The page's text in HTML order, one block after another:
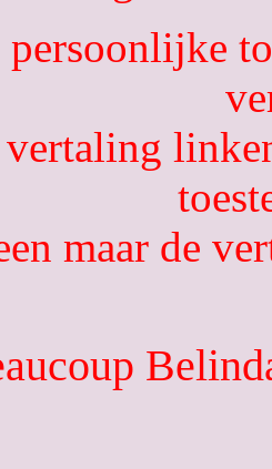
maar de